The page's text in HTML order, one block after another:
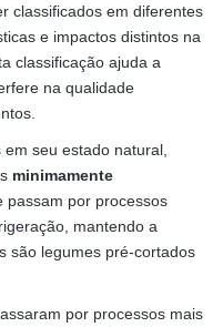
classificados em diferentes
e impactos distintos na
classificação ajuda a
na qualidade
seu estado natural,
minimamente
passam por processos
mantendo a
são legumes pré-cortados
por processos mais